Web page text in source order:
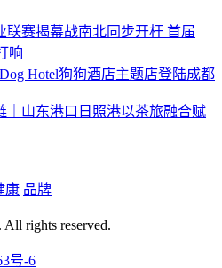
联赛揭幕战南北同步开杆 首届
响
Hotel狗狗酒店主题店登陆成都
｜山东港口日照港以茶旅融合赋
康 品牌
rights reserved.
号-6